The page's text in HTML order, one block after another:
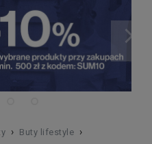
› Buty lifestyle ›